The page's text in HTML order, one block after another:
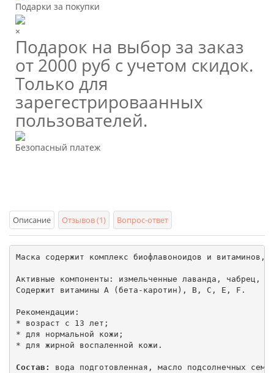
Подарки за покупки
×
Подарок на выбор за заказ
от 2000 руб с учетом скидок.
Только для
зарегестрироваанных
пользователей.
Безопасный платеж
Описание Отзывов (1) Вопрос-ответ
Маска содержит комплекс биофлавоноидов и
Активные компоненты: измельченные лаванда, чабрец,
Содержит витамины A (бета-каротин), B, C, E, F.
Рекомендации:
* возраст с 13 лет;
* для нормальной кожи;
* для жирной воспаленной кожи.
Состав: вода подготовленная, масло подсолнечных